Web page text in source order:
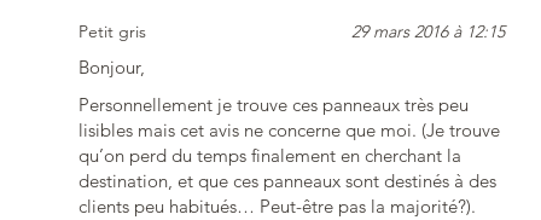
Petit gris 29 mars 2016 à 12:15
Bonjour,
Personnellement je trouve ces panneaux très peu
lisibles mais cet avis ne concerne que moi. (Je trouve
qu’on perd du temps finalement en cherchant la
destination, et que ces panneaux sont destinés à des
clients peu habitués… Peut-être pas la majorité?).